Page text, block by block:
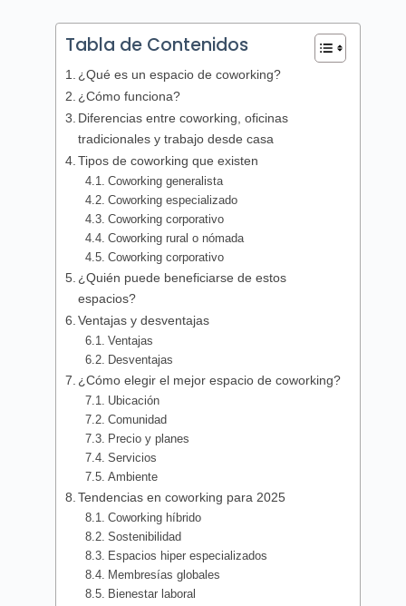
Tabla de Contenidos
¿Qué es un espacio de coworking?
¿Cómo funciona?
Diferencias entre coworking, oficinas
tradicionales y trabajo desde casa
Tipos de coworking que existen
Coworking generalista
Coworking especializado
Coworking corporativo
Coworking rural o nómada
Coworking corporativo
¿Quién puede beneficiarse de estos
espacios?
Ventajas y desventajas
Ventajas
Desventajas
¿Cómo elegir el mejor espacio de coworking?
Ubicación
Comunidad
Precio y planes
Servicios
Ambiente
Tendencias en coworking para 2025
Coworking híbrido
Sostenibilidad
Espacios hiper especializados
Membresías globales
Bienestar laboral